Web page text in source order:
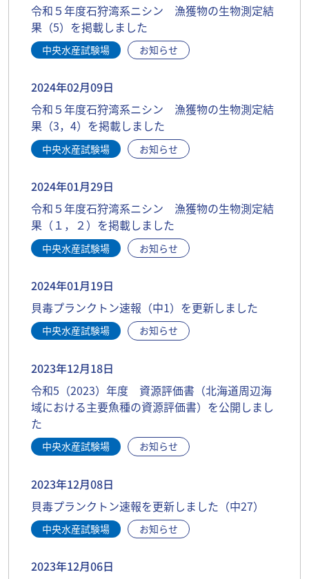
令和５年度石狩湾系ニシン 漁獲物の生物測定結
果（5）を掲載しました
中央水産試験場 お知らせ
2024年02月09日
令和５年度石狩湾系ニシン 漁獲物の生物測定結
果（3，4）を掲載しました
中央水産試験場 お知らせ
2024年01月29日
令和５年度石狩湾系ニシン 漁獲物の生物測定結
果（１，２）を掲載しました
中央水産試験場 お知らせ
2024年01月19日
貝毒プランクトン速報（中1）を更新しました
中央水産試験場 お知らせ
2023年12月18日
令和5（2023）年度 資源評価書（北海道周辺海
域における主要魚種の資源評価書）を公開しまし
た
中央水産試験場 お知らせ
2023年12月08日
貝毒プランクトン速報を更新しました（中27）
中央水産試験場 お知らせ
2023年12月06日